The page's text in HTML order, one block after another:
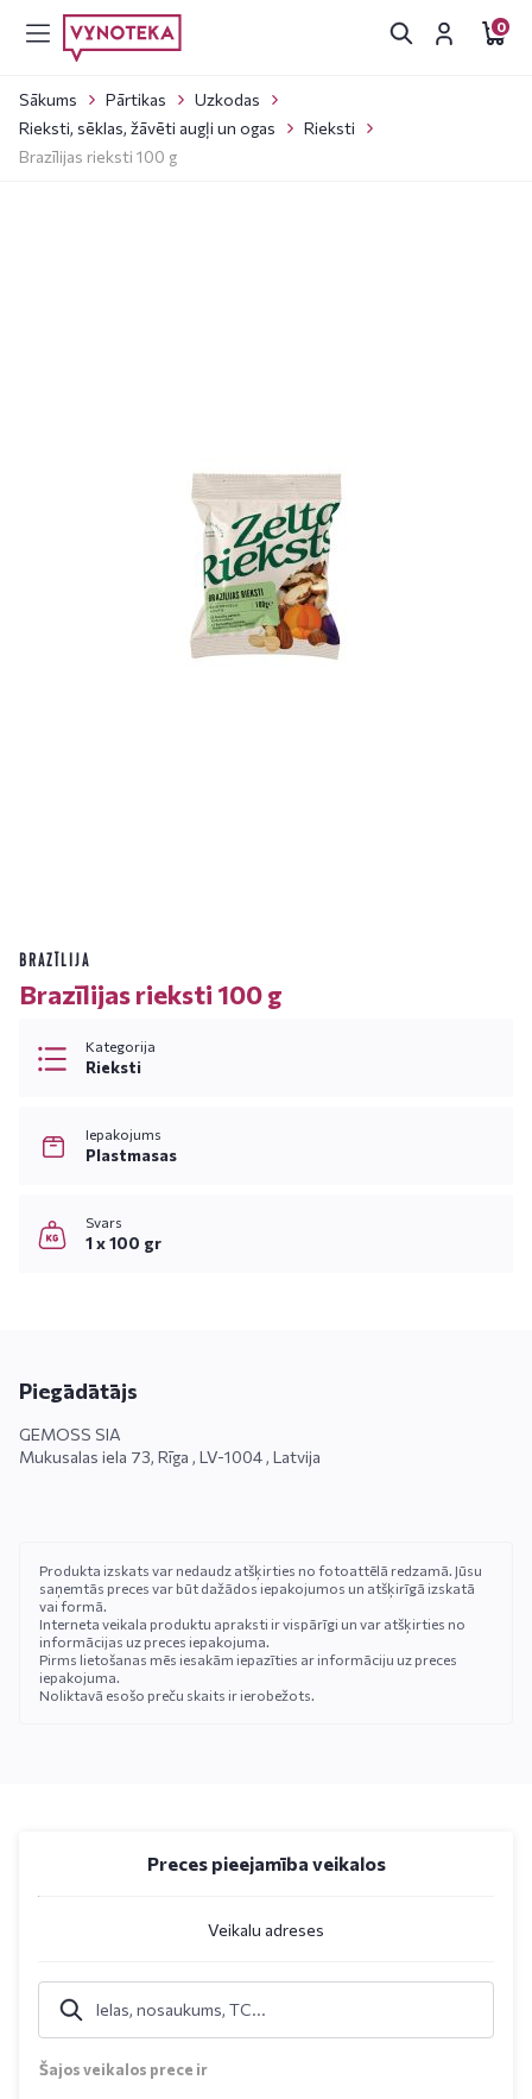
0
Sākums Pārtikas
Uzkodas
Rieksti, sēklas, žāvēti augļi un ogas
Rieksti
Brazīlijas rieksti 100 g
BRAZĪLIJA
Brazīlijas rieksti 100 g
Kategorija
Rieksti
Iepakojums
Plastmasas
Svars
1 x 100 gr
Piegādātājs
GEMOSS SIA
Mukusalas iela 73, Rīga , LV-1004 , Latvija
Produkta izskats var nedaudz atšķirties no fotoattēlā redzamā. Jūsu
saņemtās preces var būt dažādos iepakojumos un atšķirīgā izskatā
vai formā.
Interneta veikala produktu apraksti ir vispārīgi un var atšķirties no
informācijas uz preces iepakojuma.
Pirms lietošanas mēs iesakām iepazīties ar informāciju uz preces
iepakojuma.
Noliktavā esošo preču skaits ir ierobežots.
Preces pieejamība veikalos
Veikalu adreses
Šajos veikalos prece ir